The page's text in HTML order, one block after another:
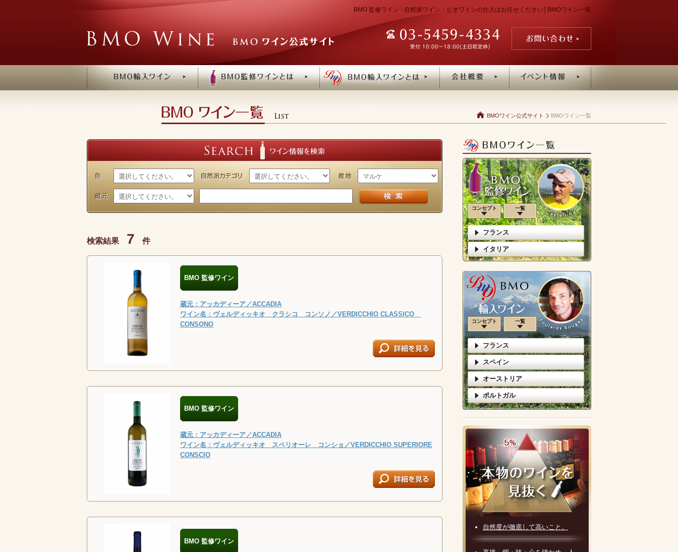
BMO 監修ワイン - 自然派ワイン・ビオワインの仕入はお任せください│BMOワイン一覧
BMOワイン公式サイト BMOワイン一覧
検索結果 7 件
BMO 監修ワイン
蔵元：アッカディーア／ACCADIA
ワイン名：ヴェルディッキオ クラシコ コンソノ／VERDICCHIO CLASSICO
CONSONO
BMO 監修ワイン
蔵元：アッカディーア／ACCADIA
ワイン名：ヴェルディッキオ スペリオーレ コンショ／VERDICCHIO SUPERIORE
CONSCIO
BMO 監修ワイン
コンセプト 一覧
フランス
イタリア
コンセプト 一覧
フランス
スペイン
オーストリア
ポルトガル
自然度が徹底して高いこと。